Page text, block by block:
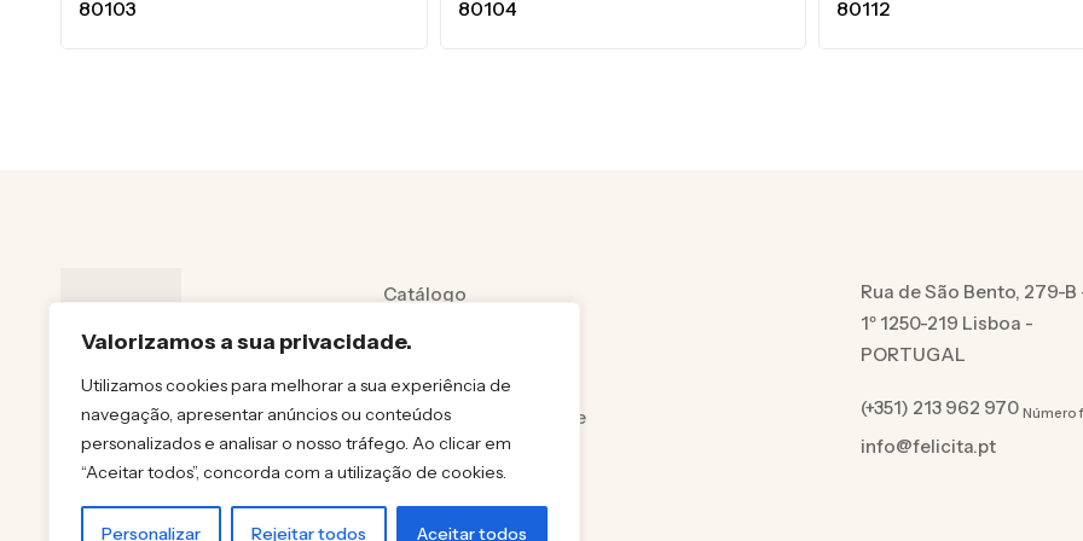
Valorizamos a sua privacidade.
Utilizamos cookies para melhorar a sua experiência de
navegação, apresentar anúncios ou conteúdos
personalizados e analisar o nosso tráfego. Ao clicar em
“Aceitar todos”, concorda com a utilização de cookies.
Personalizar Rejeitar todos Aceitar todos
80103 80104 80112
Catálogo
Sobre
Contactos
Política de privacidade
Polítiica de cookies
Rua de São Bento, 279-B
1º 1250-219 Lisboa -
PORTUGAL
(+351) 213 962 970Número
info@felicita.pt